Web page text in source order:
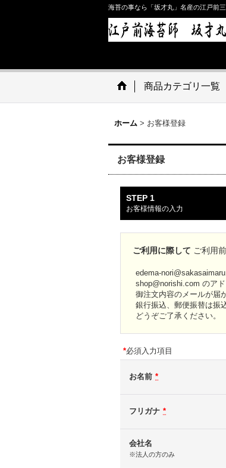
海苔の事なら「坂才丸」名産の江戸前
商品カテゴリ一覧
ホーム > お客様登録
お客様登録
STEP 1
お客様情報の入力
ご利用に際して ご利用
edema-
shop@norishi.com のア
御注文内容のメールが届
銀行振込、郵便振替は振
どうぞご了承ください。
*必須入力項目
お名前 *
フリガナ *
会社名
※法人の方のみ